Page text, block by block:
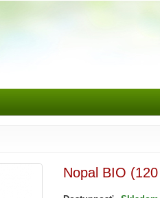
Nopal BIO